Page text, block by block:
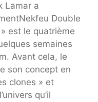
Lamar a
Double
est le quatrième
semaines
Avant cela, le
son concept en
clones » et
qu’il